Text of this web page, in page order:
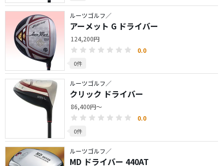
ルーツゴルフ／
アーメット G ドライバー
124,200円
0.0
0件
ルーツゴルフ／
クリック ドライバー
86,400円～
0.0
0件
ルーツゴルフ／
MD ドライバー 440AT